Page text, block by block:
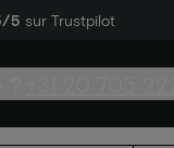
5 sur Trustpilot